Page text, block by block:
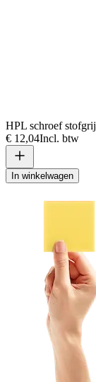
HPL schroef
€ 12,04Incl. btw
In winkelwagen